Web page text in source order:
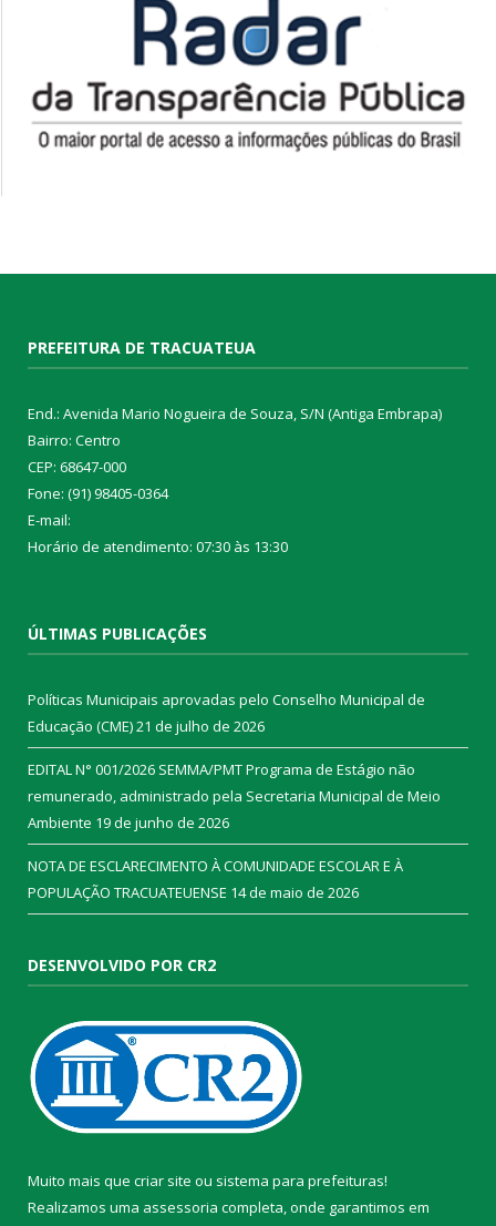
PREFEITURA DE TRACUATEUA
End.: Avenida Mario Nogueira de Souza, S/N (Antiga Embrapa)
Bairro: Centro
CEP: 68647-000
Fone: (91) 98405-0364
E-mail:
Horário de atendimento: 07:30 às 13:30
ÚLTIMAS PUBLICAÇÕES
Políticas Municipais aprovadas pelo Conselho Municipal de
Educação (CME)21 de julho de 2026
EDITAL N° 001/2026 SEMMA/PMT Programa de Estágio não
remunerado, administrado pela Secretaria Municipal de Meio
Ambiente 19 de junho de 2026
NOTA DE ESCLARECIMENTO À COMUNIDADE ESCOLAR E À
POPULAÇÃO TRACUATEUENSE 14 de maio de 2026
DESENVOLVIDO POR CR2
Muito mais que criar site ou sistema para prefeituras!
Realizamos uma assessoria completa, onde garantimos em